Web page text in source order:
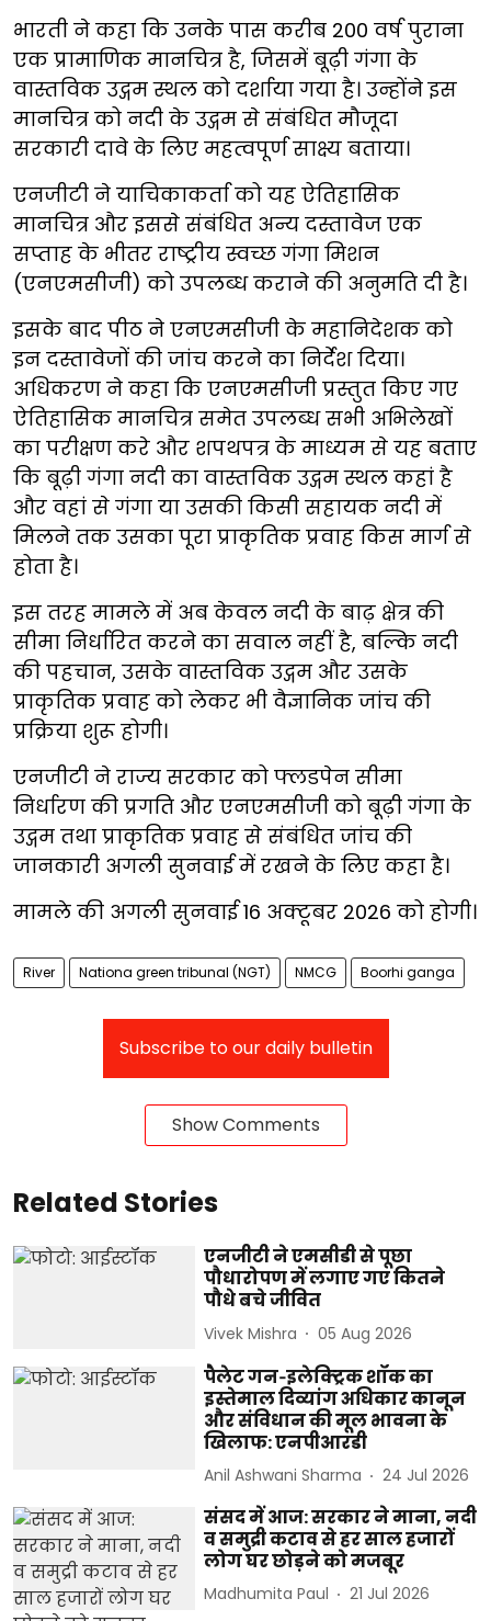
भारती ने कहा कि उनके पास करीब 200 वर्ष पुराना
एक प्रामाणिक मानचित्र है, जिसमें बूढ़ी गंगा के
वास्तविक उद्गम स्थल को दर्शाया गया है। उन्होंने इस
मानचित्र को नदी के उद्गम से संबंधित मौजूदा
सरकारी दावे के लिए महत्वपूर्ण साक्ष्य बताया।
एनजीटी ने याचिकाकर्ता को यह ऐतिहासिक
मानचित्र और इससे संबंधित अन्य दस्तावेज एक
सप्ताह के भीतर राष्ट्रीय स्वच्छ गंगा मिशन
(एनएमसीजी) को उपलब्ध कराने की अनुमति दी है।
इसके बाद पीठ ने एनएमसीजी के महानिदेशक को
इन दस्तावेजों की जांच करने का निर्देश दिया।
अधिकरण ने कहा कि एनएमसीजी प्रस्तुत किए गए
ऐतिहासिक मानचित्र समेत उपलब्ध सभी अभिलेखों
का परीक्षण करे और शपथपत्र के माध्यम से यह बताए
कि बूढ़ी गंगा नदी का वास्तविक उद्गम स्थल कहां है
और वहां से गंगा या उसकी किसी सहायक नदी में
मिलने तक उसका पूरा प्राकृतिक प्रवाह किस मार्ग से
होता है।
इस तरह मामले में अब केवल नदी के बाढ़ क्षेत्र की
सीमा निर्धारित करने का सवाल नहीं है, बल्कि नदी
की पहचान, उसके वास्तविक उद्गम और उसके
प्राकृतिक प्रवाह को लेकर भी वैज्ञानिक जांच की
प्रक्रिया शुरू होगी।
एनजीटी ने राज्य सरकार को फ्लडपेन सीमा
निर्धारण की प्रगति और एनएमसीजी को बूढ़ी गंगा के
उद्गम तथा प्राकृतिक प्रवाह से संबंधित जांच की
जानकारी अगली सुनवाई में रखने के लिए कहा है।
मामले की अगली सुनवाई 16 अक्टूबर 2026 को होगी।
River Nationa green tribunal (NGT) NMCG Boorhi ganga
Subscribe to our daily bulletin
Show Comments
Related Stories
एनजीटी ने एमसीडी से पूछा
पौधारोपण में लगाए गए कितने
पौधे बचे जीवित
Vivek Mishra 05 Aug 2026
पैलेट गन‑इलेक्ट्रिक शॉक का
इस्तेमाल दिव्यांग अधिकार कानून
और संविधान की मूल भावना के
खिलाफ: एनपीआरडी
Anil Ashwani Sharma 24 Jul 2026
संसद में आज: सरकार ने माना, नदी
व समुद्री कटाव से हर साल हजारों
लोग घर छोड़ने को मजबूर
Madhumita Paul 21 Jul 2026